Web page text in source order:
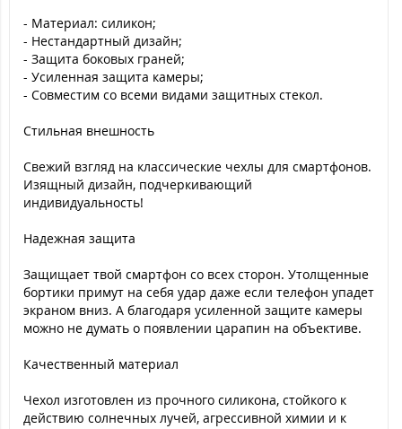
- Материал: силикон;
- Нестандартный дизайн;
- Защита боковых граней;
- Усиленная защита камеры;
- Совместим со всеми видами защитных стекол.
Стильная внешность
Свежий взгляд на классические чехлы для смартфонов.
Изящный дизайн, подчеркивающий
индивидуальность!
Надежная защита
Защищает твой смартфон со всех сторон. Утолщенные
бортики примут на себя удар даже если телефон упадет
экраном вниз. А благодаря усиленной защите камеры
можно не думать о появлении царапин на объективе.
Качественный материал
Чехол изготовлен из прочного силикона, стойкого к
действию солнечных лучей, агрессивной химии и к